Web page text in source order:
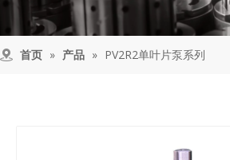
首页 » 产品 » PV2R2单叶片泵系列